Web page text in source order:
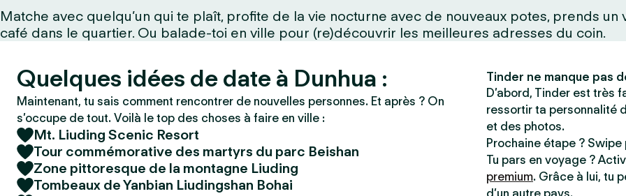
Matche avec quelqu’un qui te plaît, profite de la vie nocturne avec de nouveaux potes, prends
café dans le quartier. Ou balade-toi en ville pour (re)découvrir les meilleures adresses du coin.
Quelques idées de date à Dunhua :
Maintenant, tu sais comment rencontrer de nouvelles personnes. Et après ? On
s’occupe de tout. Voilà le top des choses à faire en ville :
Mt. Liuding Scenic Resort
Tour commémorative des martyrs du parc Beishan
Zone pittoresque de la montagne Liuding
Tombeaux de Yanbian Liudingshan Bohai
Tinder ne manque pas
D’abord, Tinder est très
ressortir ta personnalité
et des photos.
Prochaine étape ?
Tu pars en voyage ?
premium. Grâce à lui, tu
d’un autre pays.